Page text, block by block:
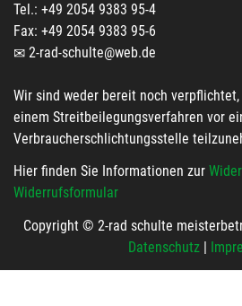
Tel.: +49 2054 9383 95-4
Fax: +49 2054 9383 95-6
2-rad-schulte@web.de
Wir sind weder bereit noch verpflichtet,
einem Streitbeilegungsverfahren vor
Verbraucherschlichtungsstelle
Hier finden Sie Informationen zur
Widerrufsformular
Copyright © 2-rad schulte
Datenschutz|